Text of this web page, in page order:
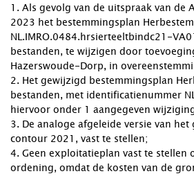
1. Als gevolg van de uitspraak van de
2023 het bestemmingsplan
NL.IMRO.0484.hrsierteeltbindc21-
bestanden, te wijzigen door
Hazerswoude-Dorp, in
2. Het gewijzigd bestemmingsplan
bestanden, met identificatienummer
hiervoor onder 1 aangegeven
3. De analoge afgeleide versie van
contour 2021, vast te stellen;
4. Geen exploitatieplan vast te
ordening, omdat de kosten van de